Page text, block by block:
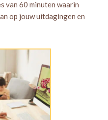
van 60 minuten waarin
op jouw uitdagingen en